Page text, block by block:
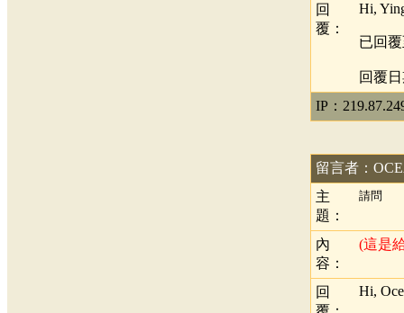
回
覆：
Hi,
已回
回覆日
IP：
留言者：
主
題：
請問
內
容：
(這是
回
Hi,